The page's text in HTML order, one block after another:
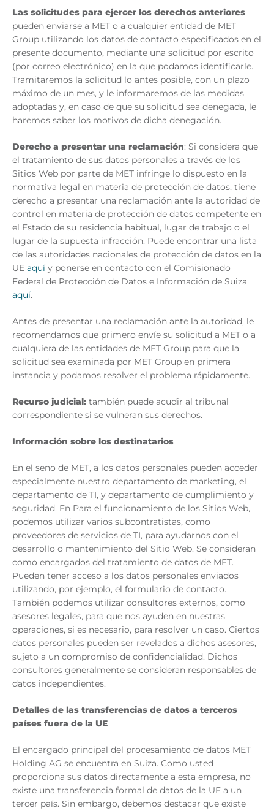
Las solicitudes para ejercer los derechos anteriores
pueden enviarse a MET o a cualquier entidad de MET
Group utilizando los datos de contacto especificados en el
presente documento, mediante una solicitud por escrito
(por correo electrónico) en la que podamos identificarle.
Tramitaremos la solicitud lo antes posible, con un plazo
máximo de un mes, y le informaremos de las medidas
adoptadas y, en caso de que su solicitud sea denegada, le
haremos saber los motivos de dicha denegación.
Derecho a presentar una reclamación: Si considera que
el tratamiento de sus datos personales a través de los
Sitios Web por parte de MET infringe lo dispuesto en la
normativa legal en materia de protección de datos, tiene
derecho a presentar una reclamación ante la autoridad de
control en materia de protección de datos competente en
el Estado de su residencia habitual, lugar de trabajo o el
lugar de la supuesta infracción. Puede encontrar una lista
de las autoridades nacionales de protección de datos en la
UE aquí y ponerse en contacto con el Comisionado
Federal de Protección de Datos e Información de Suiza
aquí.
Antes de presentar una reclamación ante la autoridad, le
recomendamos que primero envíe su solicitud a MET o a
cualquiera de las entidades de MET Group para que la
solicitud sea examinada por MET Group en primera
instancia y podamos resolver el problema rápidamente.
Recurso judicial: también puede acudir al tribunal
correspondiente si se vulneran sus derechos.
Información sobre los destinatarios
En el seno de MET, a los datos personales pueden acceder
especialmente nuestro departamento de marketing, el
departamento de TI, y departamento de cumplimiento y
seguridad. En Para el funcionamiento de los Sitios Web,
podemos utilizar varios subcontratistas, como
proveedores de servicios de TI, para ayudarnos con el
desarrollo o mantenimiento del Sitio Web. Se consideran
como encargados del tratamiento de datos de MET.
Pueden tener acceso a los datos personales enviados
utilizando, por ejemplo, el formulario de contacto.
También podemos utilizar consultores externos, como
asesores legales, para que nos ayuden en nuestras
operaciones, si es necesario, para resolver un caso. Ciertos
datos personales pueden ser revelados a dichos asesores,
sujeto a un compromiso de confidencialidad. Dichos
consultores generalmente se consideran responsables de
datos independientes.
Detalles de las transferencias de datos a terceros
países fuera de la UE
El encargado principal del procesamiento de datos MET
Holding AG se encuentra en Suiza. Como usted
proporciona sus datos directamente a esta empresa, no
existe una transferencia formal de datos de la UE a un
tercer país. Sin embargo, debemos destacar que existe